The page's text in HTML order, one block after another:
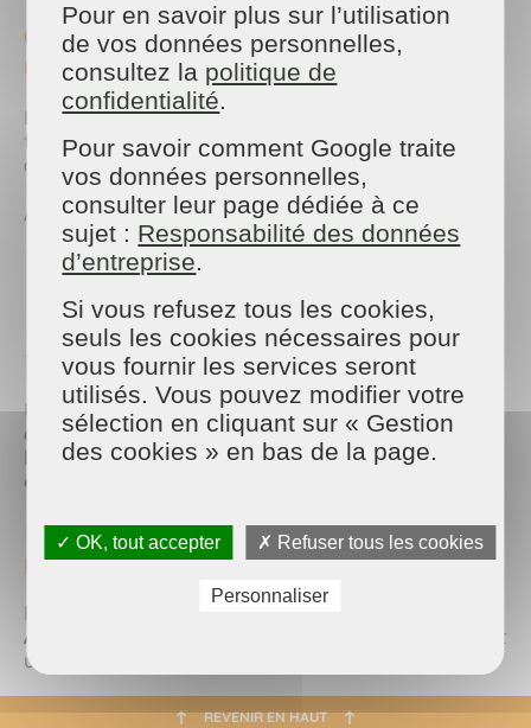
⏱️ Simplifiez-vous la vie avec un service de
ménage à domicile
Le ménage de printemps peut vite devenir long et
fatigant. Si vous manquez de temps, faire appel à
des professionnels est une solution idéale.
AvecMaison & Services Argentan, profitez :
d’un nettoyage complet et soigné
d’un gain de temps précieux au quotidien
✨ Gardez un intérieur propre toute l’année
Une fois votre ménage de printemps terminé, un
entretien régulier vous permettra de conserver un
logement propre, sain et agréable à vivre, sans
effort.
📞 Besoin d’aide pour votre ménage de
printemps ?
Faites confiance à
Argentan
pour un accompagnement sur mesure et
un intérieur impeccable en toute simplicité
REVENIR EN HAUT
Pour en savoir plus sur l’utilisation
de vos données personnelles,
consultez la politique de
confidentialité.
Pour savoir comment Google traite
vos données personnelles,
consulter leur page dédiée à ce
sujet : Responsabilité des données
d’entreprise.
Si vous refusez tous les cookies,
seuls les cookies nécessaires pour
vous fournir les services seront
utilisés. Vous pouvez modifier votre
sélection en cliquant sur « Gestion
des cookies » en bas de la page.
✓ OK, tout accepter ✗ Refuser tous les cookies
Personnaliser